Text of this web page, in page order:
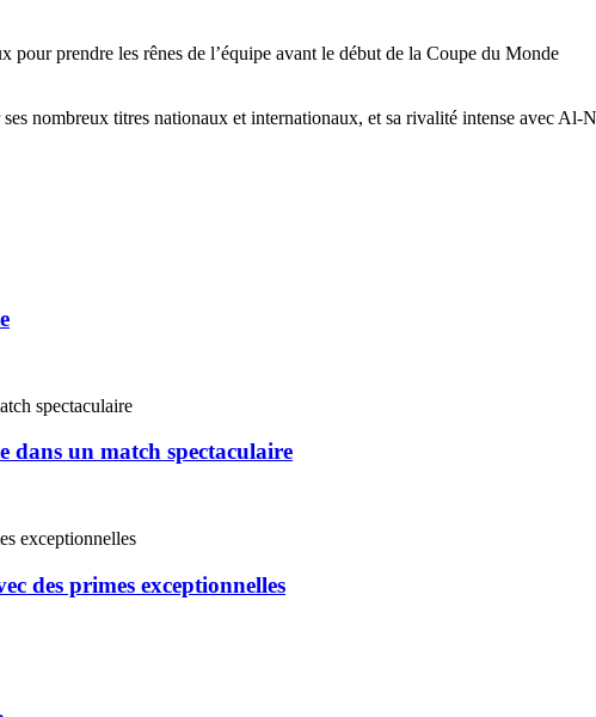
prendre les rênes de l’équipe avant le début de la Coupe du Monde
nombreux titres nationaux et internationaux, et sa rivalité intense avec Al-
dans un match spectaculaire
des primes exceptionnelles